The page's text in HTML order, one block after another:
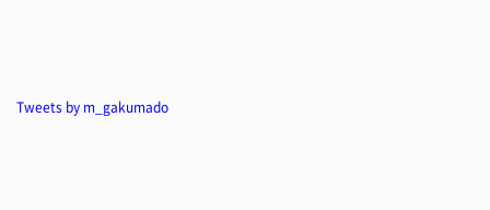
Tweets by m_gakumado